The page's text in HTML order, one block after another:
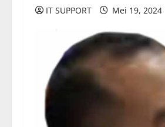
IT SUPPORT Mei 19, 2024